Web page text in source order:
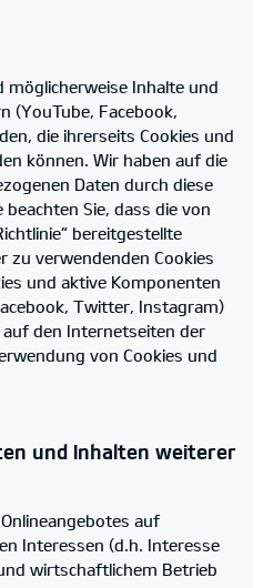
Inhalte und
(YouTube, Facebook,
die ihrerseits Cookies und
können. Wir haben auf die
Daten durch diese
Sie, dass die von
bereitgestellte
zu verwendenden Cookies
und aktive Komponenten
Twitter, Instagram)
den Internetseiten der
von Cookies und
und Inhalten weiterer
auf
Interessen (d.h. Interesse
wirtschaftlichem Betrieb